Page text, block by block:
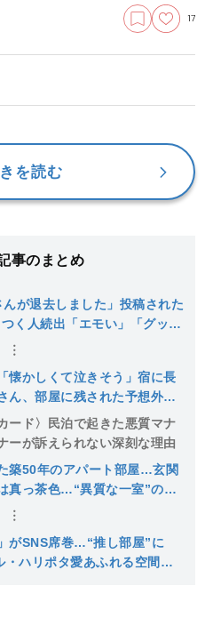
17
を読む
事のまとめ
んが退去しました」投稿された
く人続出「エモい」「グッと
」気になる、おじいさんの行
懐かしくて泣きそう」宿に長
ん、部屋に残された予想外の
ード〉民泊で起きた悪質マナ
ーが訴えられない深刻な理由
築50年のアパート部屋…玄関
真っ茶色…“異質な一室”の内
がSNS席巻…“推し部屋”に
ハリポタ愛あふれる空間が